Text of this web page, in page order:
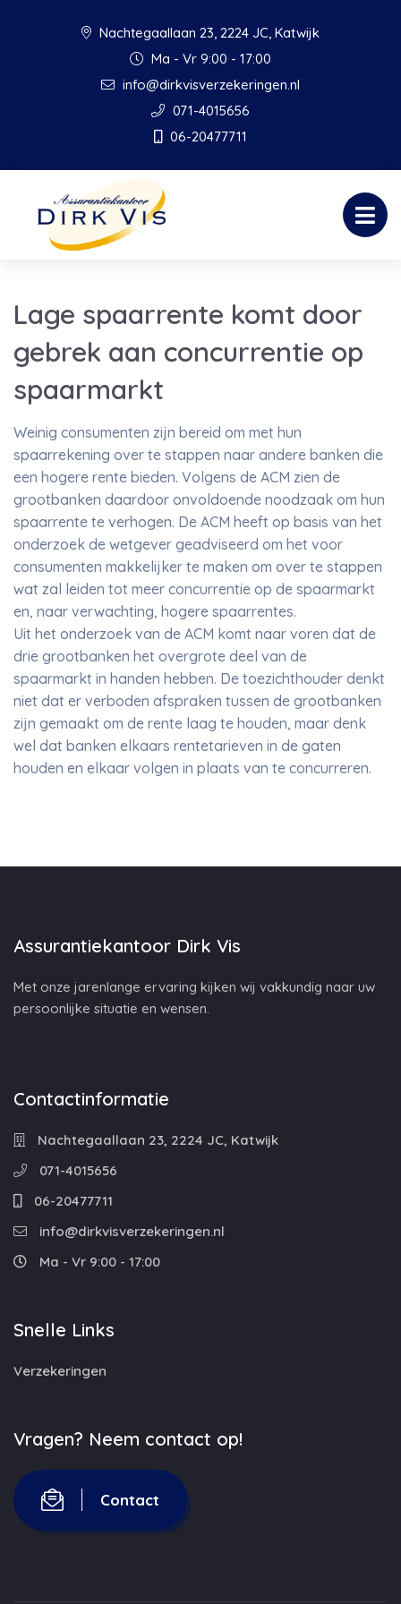
Nachtegaallaan 23, 2224 JC, Katwijk
Ma - Vr 9:00 - 17:00
info@dirkvisverzekeringen.nl
071-4015656
06-20477711
Lage spaarrente komt door
gebrek aan concurrentie op
spaarmarkt
Weinig consumenten zijn bereid om met hun
spaarrekening over te stappen naar andere banken die
een hogere rente bieden. Volgens de ACM zien de
grootbanken daardoor onvoldoende noodzaak om hun
spaarrente te verhogen. De ACM heeft op basis van het
onderzoek de wetgever geadviseerd om het voor
consumenten makkelijker te maken om over te stappen
wat zal leiden tot meer concurrentie op de spaarmarkt
en, naar verwachting, hogere spaarrentes.
Uit het onderzoek van de ACM komt naar voren dat de
drie grootbanken het overgrote deel van de
spaarmarkt in handen hebben. De toezichthouder denkt
niet dat er verboden afspraken tussen de grootbanken
zijn gemaakt om de rente laag te houden, maar denk
wel dat banken elkaars rentetarieven in de gaten
houden en elkaar volgen in plaats van te concurreren.
Assurantiekantoor Dirk Vis
Met onze jarenlange ervaring kijken wij vakkundig naar uw
persoonlijke situatie en wensen.
Contactinformatie
Nachtegaallaan 23, 2224 JC, Katwijk
071-4015656
06-20477711
info@dirkvisverzekeringen.nl
Ma - Vr 9:00 - 17:00
Snelle Links
Verzekeringen
Vragen? Neem contact op!
Contact